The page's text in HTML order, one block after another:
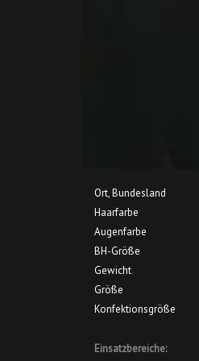
Ort, Bundesland
Haarfarbe
Augenfarbe
BH-Größe
Gewicht
Größe
Konfektionsgröße
Einsatzbereiche: